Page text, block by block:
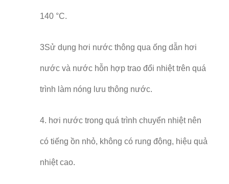
140 °C.
3Sử dụng hơi nước thông qua ống dẫn hơi
nước và nước hỗn hợp trao đổi nhiệt trên quá
trình làm nóng lưu thông nước.
4. hơi nước trong quá trình chuyển nhiệt nên
có tiếng ồn nhỏ, không có rung động, hiệu quả
nhiệt cao.